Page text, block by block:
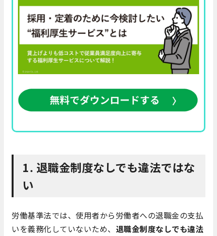
1. 退職金制度なしでも違法ではな
い
労働基準法では、使用者から労働者への退職金の支払
いを義務化していないため、 退職金制度なしでも違法